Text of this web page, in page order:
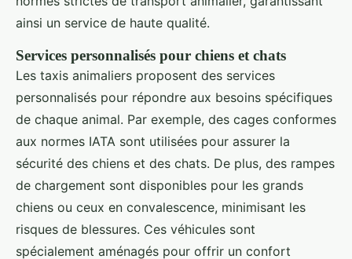
ainsi un service de haute qualité.
Services personnalisés pour chiens et chats
Les taxis animaliers proposent des services
personnalisés pour répondre aux besoins spécifiques
de chaque animal. Par exemple, des cages conformes
aux normes IATA sont utilisées pour assurer la
sécurité des chiens et des chats. De plus, des rampes
de chargement sont disponibles pour les grands
chiens ou ceux en convalescence, minimisant les
risques de blessures. Ces véhicules sont
spécialement aménagés pour offrir un confort